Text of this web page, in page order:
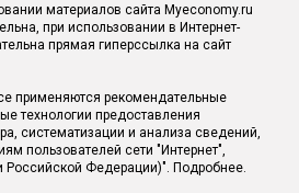
материалов сайта Myeconomy.ru
при использовании в Интернет-
прямая гиперссылка на сайт
применяются рекомендательные
технологии предоставления
систематизации и анализа сведений,
пользователей сети "Интернет",
Российской Федерации)". Подробнее.